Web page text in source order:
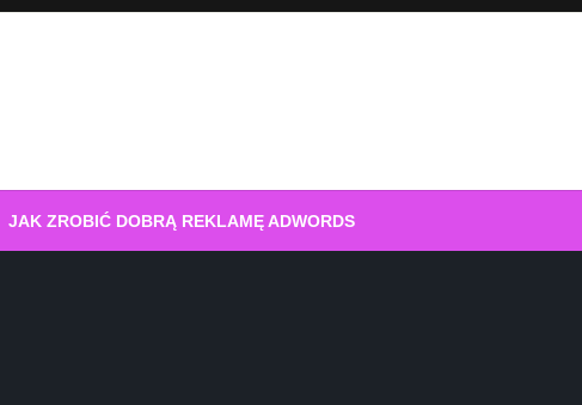
JAK ZROBIĆ DOBRĄ REKLAMĘ ADWORDS